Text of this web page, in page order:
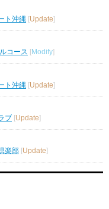
ト沖縄 [Update]
コース [Modify]
ト沖縄 [Update]
ブ [Update]
楽部 Update